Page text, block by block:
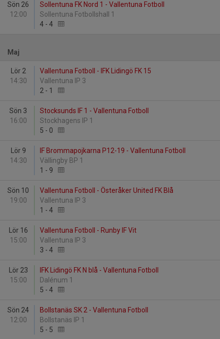
Sön 26
12:00
Sollentuna FK Nord 1 - Vallentuna Fotboll
Sollentuna Fotbollshall 1
4 - 4
Maj
Lör 2
14:30
Vallentuna Fotboll - IFK Lidingö FK 15
Vallentuna IP 3
2 - 1
Sön 3
16:00
Stocksunds IF 1 - Vallentuna Fotboll
Stockhagens IP 1
5 - 0
Lör 9
14:30
IF Brommapojkarna P12-19 - Vallentuna Fotboll
Vällingby BP 1
1 - 9
Sön 10
19:00
Vallentuna Fotboll - Österåker United FK Blå
Vallentuna IP 3
1 - 4
Lör 16
15:00
Vallentuna Fotboll - Runby IF Vit
Vallentuna IP 3
3 - 4
Lör 23
15:00
IFK Lidingö FK N blå - Vallentuna Fotboll
Dalénum 1
5 - 4
Sön 24
12:00
Bollstanäs SK 2 - Vallentuna Fotboll
Bollstanäs IP 1
5 - 5